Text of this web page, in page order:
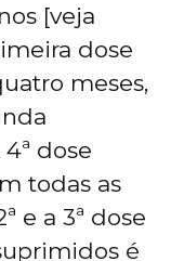
[veja
dose
meses,
dose
todas as
e a 3ª dose
é